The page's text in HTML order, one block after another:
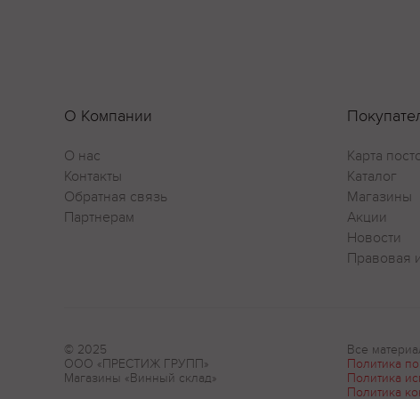
О Компании
О нас
Контакты
Обратная связь
Партнерам
Карта
Каталог
Магазины
Акции
Новости
Правовая
© 2025
ООО «ПРЕСТИЖ ГРУПП»
Магазины «Винный склад»
Все
Политика
Политика
Политика